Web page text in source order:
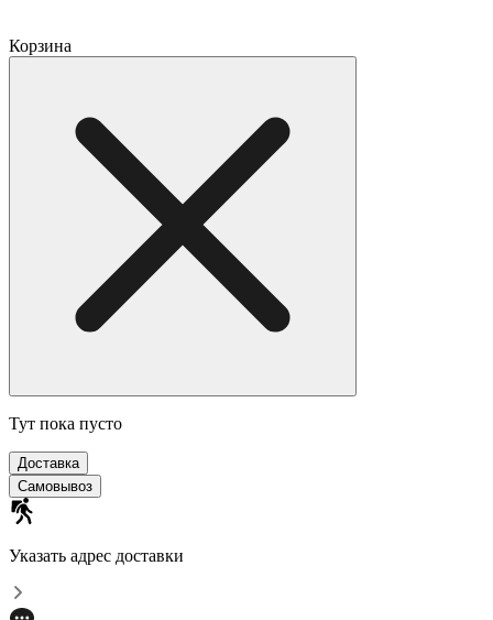
Корзина
Тут пока пусто
Доставка
Самовывоз
Указать адрес доставки